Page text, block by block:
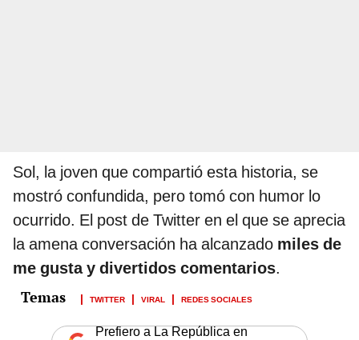
Sol, la joven que compartió esta historia, se
mostró confundida, pero tomó con humor lo
ocurrido. El post de Twitter en el que se aprecia
la amena conversación ha alcanzado miles de
me gusta y divertidos comentarios.
TWITTER VIRAL REDES SOCIALES
Prefiero a La República en